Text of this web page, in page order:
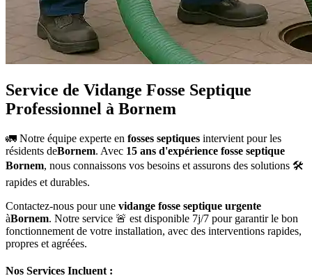
Service de Vidange Fosse Septique
Professionnel à Bornem
🚛 Notre équipe experte en fosses septiques intervient pour les
résidents deBornem. Avec 15 ans d'expérience fosse septique
Bornem, nous connaissons vos besoins et assurons des solutions 🛠️
rapides et durables.
Contactez-nous pour une vidange fosse septique urgente
àBornem. Notre service 🚨 est disponible 7j/7 pour garantir le bon
fonctionnement de votre installation, avec des interventions rapides,
propres et agréées.
Nos Services Incluent :